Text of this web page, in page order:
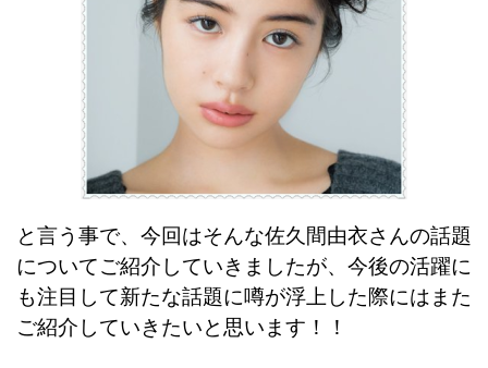
と言う事で、今回はそんな佐久間由衣さんの話題
についてご紹介していきましたが、今後の活躍に
も注目して新たな話題に噂が浮上した際にはまた
ご紹介していきたいと思います！！